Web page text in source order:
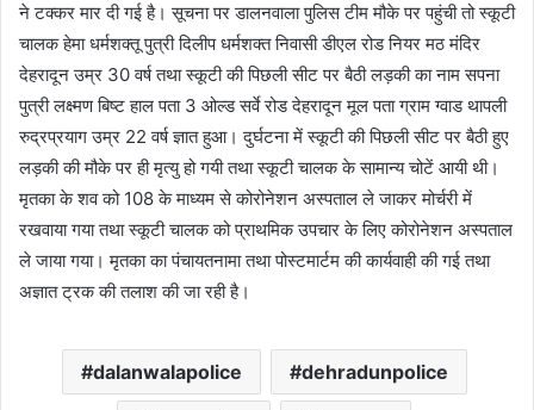
l
ने टक्कर मार दी गई है। सूचना पर डालनवाला पुलिस टीम मौके पर पहुंची तो स्कूटी
चालक हेमा धर्मशक्तू पुत्री दिलीप धर्मशक्त निवासी डीएल रोड नियर मठ मंदिर
देहरादून उम्र 30 वर्ष तथा स्कूटी की पिछली सीट पर बैठी लड़की का नाम सपना
पुत्री लक्ष्मण बिष्ट हाल पता 3 ओल्ड सर्वे रोड देहरादून मूल पता ग्राम ग्वाड थापली
रुद्रप्रयाग उम्र 22 वर्ष ज्ञात हुआ। दुर्घटना में स्कूटी की पिछली सीट पर बैठी हुए
लड़की की मौके पर ही मृत्यु हो गयी तथा स्कूटी चालक के सामान्य चोटें आयी थी।
मृतका के शव को 108 के माध्यम से कोरोनेशन अस्पताल ले जाकर मोर्चरी में
रखवाया गया तथा स्कूटी चालक को प्राथमिक उपचार के लिए कोरोनेशन अस्पताल
ले जाया गया। मृतका का पंचायतनामा तथा पोस्टमार्टम की कार्यवाही की गई तथा
अज्ञात ट्रक की तलाश की जा रही है।
dalanwalapolice dehradunpolice